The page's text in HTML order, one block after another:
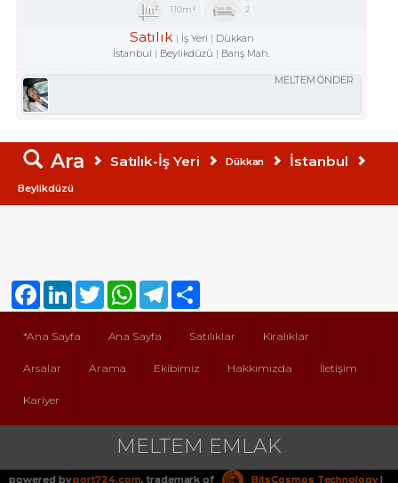
110m² 2
Satılık İş Yeri
Dükkan
İstanbul
Beylikdüzü Barış Mah.
MELTEM ÖNDER
Ara Satılık-İş Yeri Dükkan İstanbul
Beylikdüzü
*Ana Sayfa Ana Sayfa Satılıklar Kiralıklar
Arsalar Arama Ekibimiz Hakkımızda İletişim
Kariyer
FacebookLinkedInTwitter WhatsAppTelegram
MELTEM EMLAK
powered byport724.com, trademark of BitsCosmos Technology|